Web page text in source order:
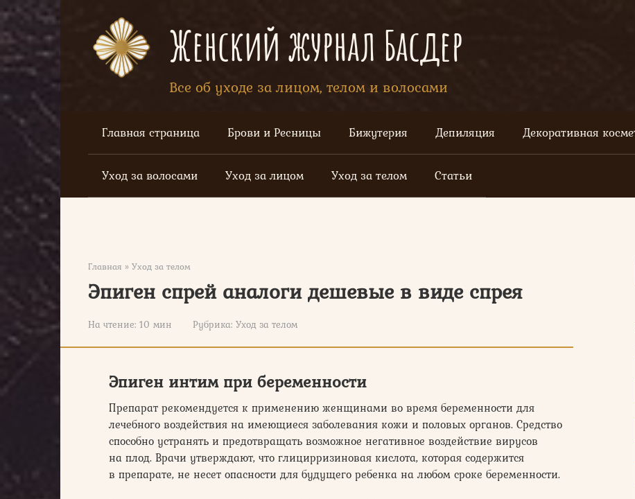
Перейти
к
контенту
Женский журнал Басдер
Все об уходе за лицом, телом и волосами
Главная страница Брови и Ресницы Бижутерия Депиляция Декоративная
Уход за волосами Уход за лицом Уход за телом Статьи
Главная » Уход за телом
Эпиген спрей аналоги дешевые в виде спрея
На чтение: 10 мин Рубрика: Уход за телом
Эпиген интим при беременности
Препарат рекомендуется к применению женщинами во время беременности для
лечебного воздействия на имеющиеся заболевания кожи и половых органов. Средство
способно устранять и предотвращать возможное негативное воздействие вирусов
на плод. Врачи утверждают, что глицирризиновая кислота, которая содержится
в препарате, не несет опасности для будущего ребенка на любом сроке беременности.